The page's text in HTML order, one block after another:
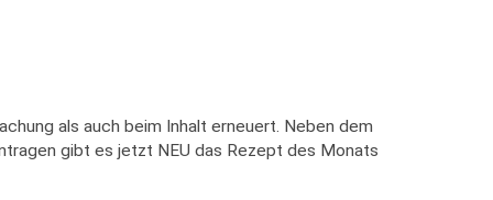
als auch beim Inhalt erneuert. Neben dem
gibt es jetzt NEU das Rezept des Monats